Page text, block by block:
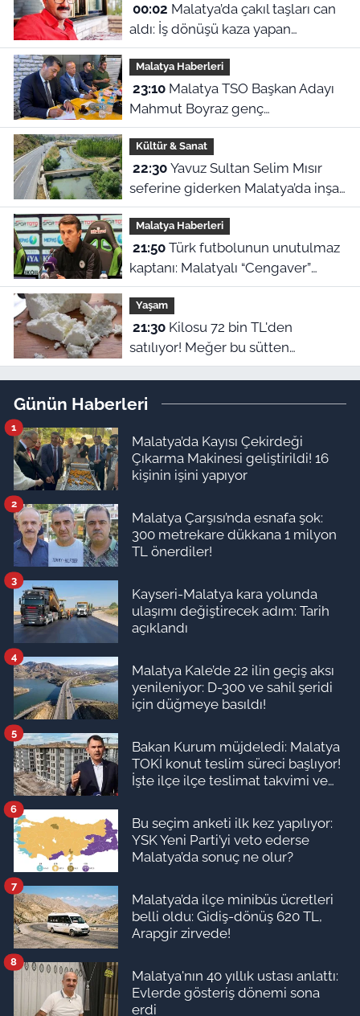
00:02
aldı: İş dönüşü kaza yapan
motosikletli hayatını kaybetti
Malatya Haberleri
23:10Malatya TSO Başkan Adayı
Mahmut Boyraz genç
girişimcilerle buluştu
Kültür & Sanat
22:30Yavuz Sultan Selim Mısır
seferine giderken Malatya’da inşa
edildi: Peki, buranın ismi neden
“Nadir?”
Malatya Haberleri
21:50Türk futbolunun unutulmaz
kaptanı: Malatyalı “Cengaver”
Bülent Korkmaz’ın ilham veren
hikayesi
Yaşam
21:30Kilosu 72 bin TL'den
satılıyor! Meğer bu sütten
yapılıyormuş
Günün Haberleri
Malatya’da Kayısı Çekirdeği
Çıkarma Makinesi geliştirildi! 16
kişinin işini yapıyor
1
Malatya Çarşısı’nda esnafa şok:
300 metrekare dükkana 1 milyon
TL önerdiler!
2
Kayseri-Malatya kara yolunda
ulaşımı değiştirecek adım: Tarih
açıklandı
3
Malatya Kale’de 22 ilin geçiş aksı
yenileniyor: D-300 ve sahil şeridi
için düğmeye basıldı!
4
Bakan Kurum müjdeledi: Malatya
TOKİ konut teslim süreci başlıyor!
İşte ilçe ilçe teslimat takvimi ve
5
Bu seçim anketi ilk kez yapılıyor:
YSK Yeni Parti’yi veto ederse
Malatya’da sonuç ne olur?
6
Malatya’da ilçe minibüs ücretleri
belli oldu: Gidiş-dönüş 620 TL,
Arapgir zirvede!
7
Malatya'nın 40 yıllık ustası anlattı:
Evlerde gösteriş dönemi sona
erdi
8